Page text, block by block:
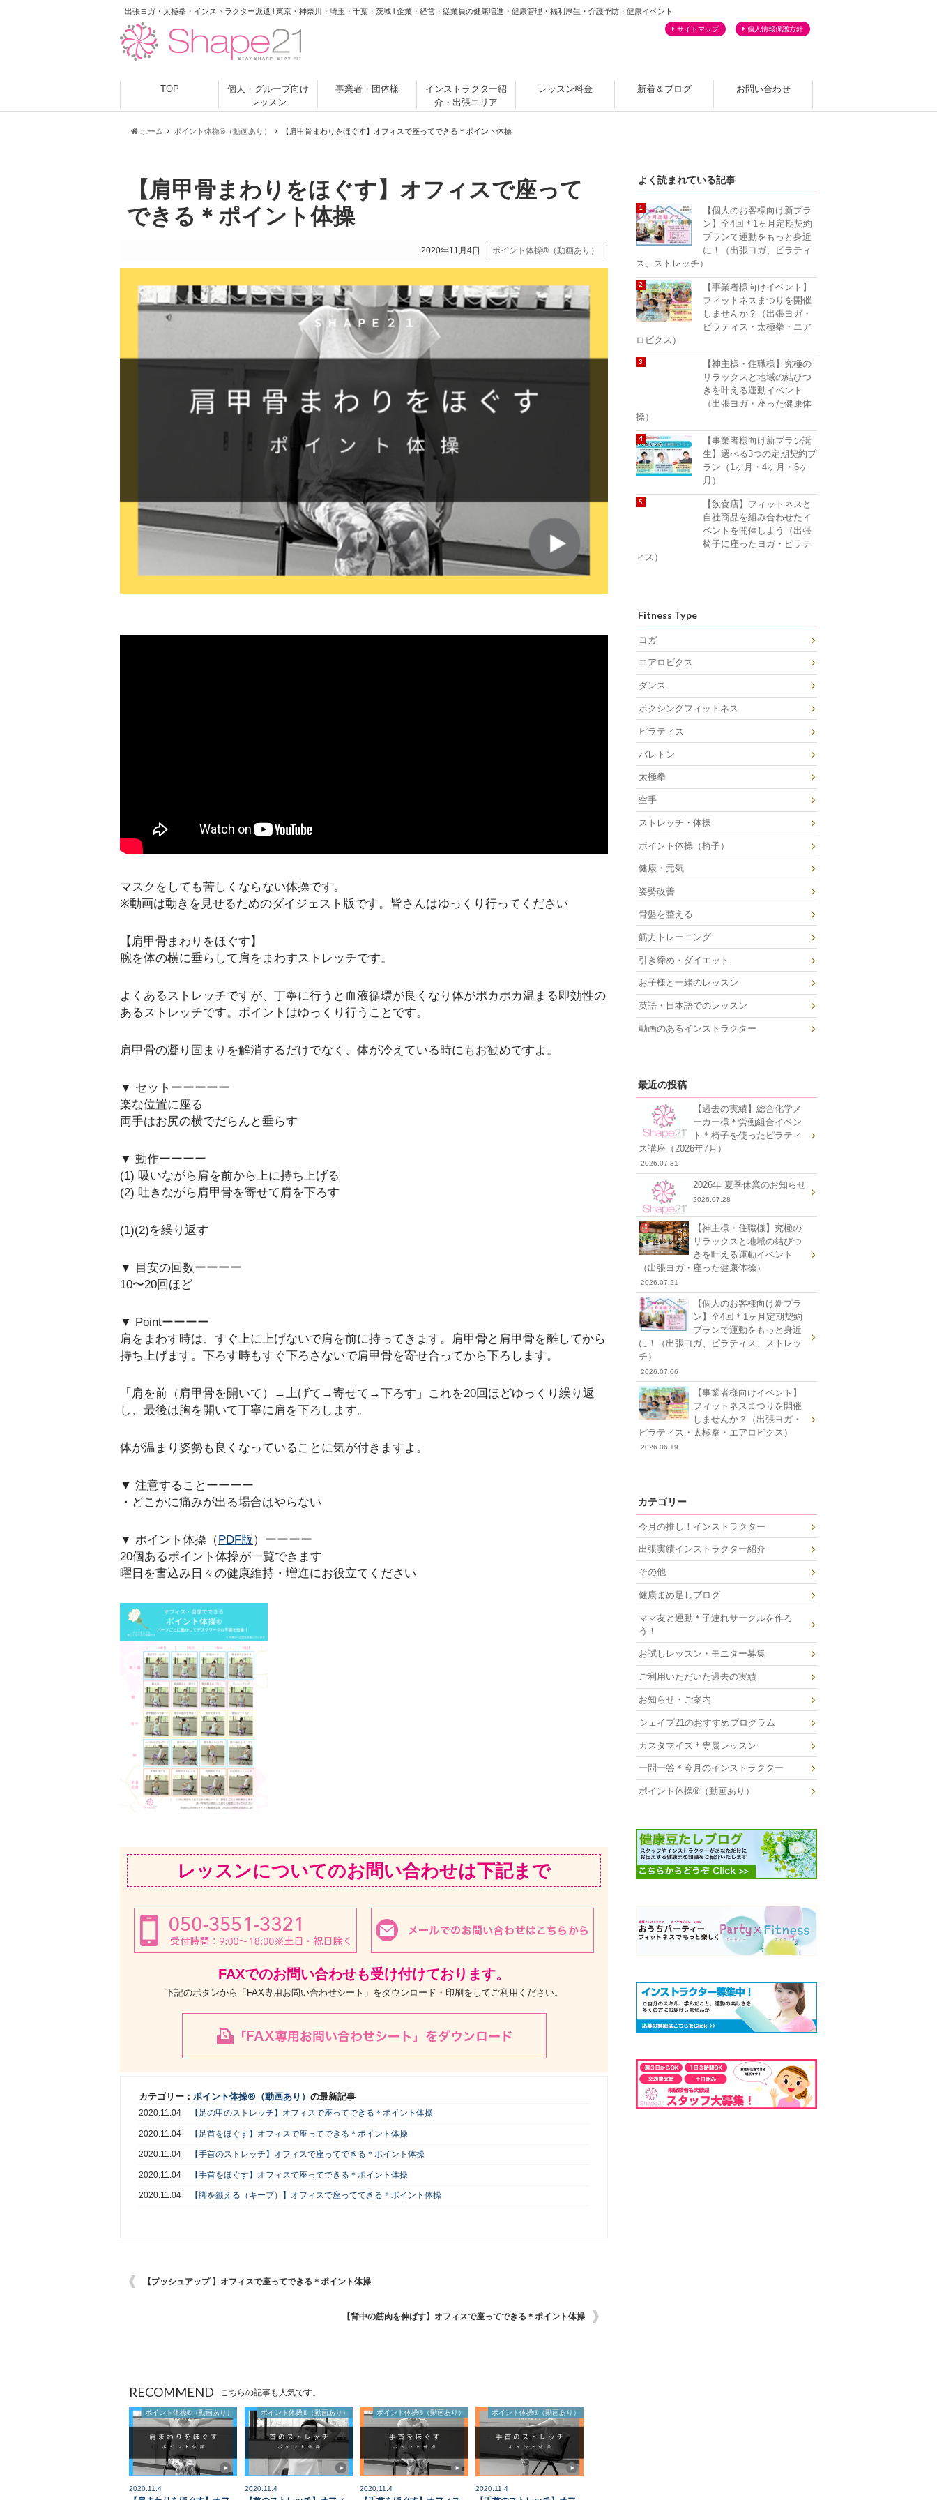
出張ヨガ・太極拳・インストラクター派遣 l 東京・神奈川・埼玉・千葉・茨城 l 企業・経営・従業員の健康増進・健康管理・福利厚生・介護予防・健康イベント
サイトマップ 個人情報保護方針
TOP
個人・グループ向け
レッスン
事業者・団体様
インストラクター紹
介・出張エリア
レッスン料金 新着＆ブログ お問い合わせ
ホーム ポイント体操®（動画あり） 【肩甲骨まわりをほぐす】オフィスで座ってできる＊ポイント体操
【肩甲骨まわりをほぐす】オフィスで座って
できる＊ポイント体操
2020年11月4日 ポイント体操®（動画あり）
マスクをしても苦しくならない体操です。
※動画は動きを見せるためのダイジェスト版です。皆さんはゆっくり行ってください
【肩甲骨まわりをほぐす】
腕を体の横に垂らして肩をまわすストレッチです。
よくあるストレッチですが、丁寧に行うと血液循環が良くなり体がポカポカ温まる即効性の
あるストレッチです。ポイントはゆっくり行うことです。
肩甲骨の凝り固まりを解消するだけでなく、体が冷えている時にもお勧めですよ。
▼ セットーーーーー
楽な位置に座る
両手はお尻の横でだらんと垂らす
▼ 動作ーーーー
(1) 吸いながら肩を前から上に持ち上げる
(2) 吐きながら肩甲骨を寄せて肩を下ろす
(1)(2)を繰り返す
▼ 目安の回数ーーーー
10〜20回ほど
▼ Pointーーーー
肩をまわす時は、すぐ上に上げないで肩を前に持ってきます。肩甲骨と肩甲骨を離してから
持ち上げます。下ろす時もすぐ下ろさないで肩甲骨を寄せ合ってから下ろします。
「肩を前（肩甲骨を開いて）→上げて→寄せて→下ろす」これを20回ほどゆっくり繰り返
し、最後は胸を開いて丁寧に肩を下ろします。
体が温まり姿勢も良くなっていることに気が付きますよ。
▼ 注意することーーーー
・どこかに痛みが出る場合はやらない
▼ ポイント体操（ PDF版 ）ーーーー
20個あるポイント体操が一覧できます
曜日を書込み日々の健康維持・増進にお役立てください
レッスンについてのお問い合わせは下記まで
FAXでのお問い合わせも受け付けております。
下記のボタンから「FAX専用お問い合わせシート」をダウンロード・印刷をしてご利用ください。
カテゴリー： ポイント体操®（動画あり） の最新記事
2020.11.04 【足の甲のストレッチ】オフィスで座ってできる＊ポイント体操
2020.11.04 【足首をほぐす】オフィスで座ってできる＊ポイント体操
2020.11.04 【手首のストレッチ】オフィスで座ってできる＊ポイント体操
2020.11.04 【手首をほぐす】オフィスで座ってできる＊ポイント体操
2020.11.04 【脚を鍛える（キープ）】オフィスで座ってできる＊ポイント体操
【プッシュアップ 】オフィスで座ってできる＊ポイント体操
【背中の筋肉を伸ばす】オフィスで座ってできる＊ポイント体操
RECOMMEND こちらの記事も人気です。
ポイント体操®（動画あり）
2020.11.4
ポイント体操®（動画あり）
2020.11.4
ポイント体操®（動画あり）
2020.11.4
ポイント体操®（動画あり）
2020.11.4
よく読まれている記事
【個人のお客様向け新プラ
ン】全4回＊1ヶ月定期契約
プランで運動をもっと身近
に！（出張ヨガ、ピラティ
ス、ストレッチ）
【事業者様向けイベント】
フィットネスまつりを開催
しませんか？（出張ヨガ・
ピラティス・太極拳・エア
ロビクス）
【神主様・住職様】究極の
リラックスと地域の結びつ
きを叶える運動イベント
（出張ヨガ・座った健康体
操）
【事業者様向け新プラン誕
生】選べる3つの定期契約プ
ラン（1ヶ月・4ヶ月・6ヶ
月）
【飲食店】フィットネスと
自社商品を組み合わせたイ
ベントを開催しよう（出張
椅子に座ったヨガ・ピラテ
ィス）
Fitness Type
ヨガ
エアロビクス
ダンス
ボクシングフィットネス
ピラティス
バレトン
太極拳
空手
ストレッチ・体操
ポイント体操（椅子）
健康・元気
姿勢改善
骨盤を整える
筋力トレーニング
引き締め・ダイエット
お子様と一緒のレッスン
英語・日本語でのレッスン
動画のあるインストラクター
最近の投稿
【過去の実績】総合化学メ
ーカー様＊労働組合イベン
ト＊椅子を使ったピラティ
ス講座（2026年7月）
2026.07.31
2026年 夏季休業のお知らせ
2026.07.28
【神主様・住職様】究極の
リラックスと地域の結びつ
きを叶える運動イベント
（出張ヨガ・座った健康体操）
2026.07.21
【個人のお客様向け新プラ
ン】全4回＊1ヶ月定期契約
プランで運動をもっと身近
に！（出張ヨガ、ピラティス、ストレッ
チ）
2026.07.06
【事業者様向けイベント】
フィットネスまつりを開催
しませんか？（出張ヨガ・
ピラティス・太極拳・エアロビクス）
2026.06.19
カテゴリー
今月の推し！インストラクター
出張実績インストラクター紹介
その他
健康まめ足しブログ
ママ友と運動＊子連れサークルを作ろ
う！
お試しレッスン・モニター募集
ご利用いただいた過去の実績
お知らせ・ご案内
シェイプ21のおすすめプログラム
カスタマイズ＊専属レッスン
一問一答＊今月のインストラクター
ポイント体操®（動画あり）